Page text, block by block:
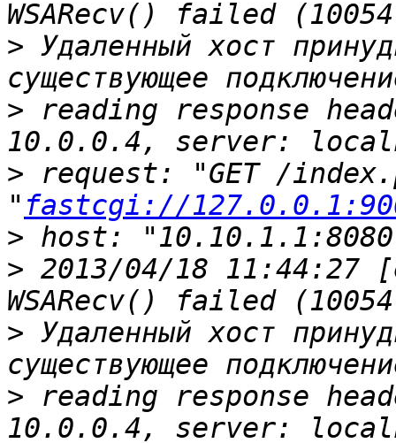
> Удаленный хост
> reading response
> request: "GET /
" fastcgi://
>
> 2013/04/18 11:44:27
> Удаленный хост
> reading response